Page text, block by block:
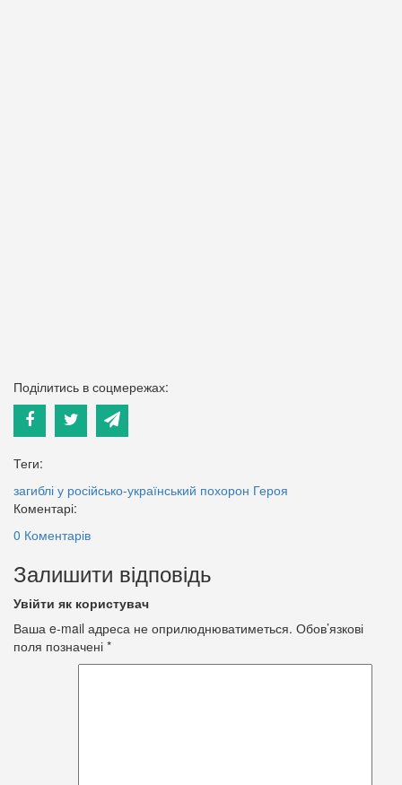
Поділитись в соцмережах:
Теги:
загиблі у російсько-український похорон Героя
Коментарі:
0 Коментарів
Залишити відповідь
Увійти як користувач
Ваша e-mail адреса не оприлюднюватиметься. Обов’язкові
поля позначені *